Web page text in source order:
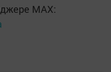
MАХ: